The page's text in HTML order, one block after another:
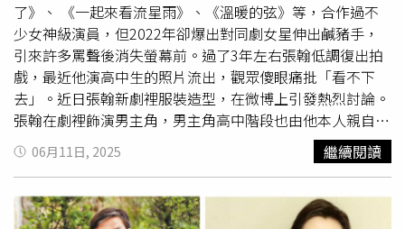
價一個人，看片段不如看全貌。」
了》、 《一起來看流星雨》、《溫暖的弦》等，合作過不
少女神級演員，但2022年卻爆出對同劇女星伸出鹹豬手，
引來許多罵聲後消失螢幕前。過了3年左右張翰低調復出拍
戲，最近他演高中生的照片流出，觀眾傻眼痛批「看不下
去」。近日張翰新劇裡服裝造型，在微博上引發熱烈討論。
張翰在劇裡飾演男主角，男主角高中階段也由他本人親自飾
演，照片裡他頭頂少年感髮型，身穿校服坐在教室裡，但若
隱若現的法令紋，根本無法掩蓋他40歲的事實。新劇播出的
片段中，張翰不時對著鏡頭做出嘟嘴、瞪眼等浮誇表情，試
圖詮釋少年感，沒想到適得其反，與20多歲的女演員對戲
06月11日, 2025 繼續閱讀